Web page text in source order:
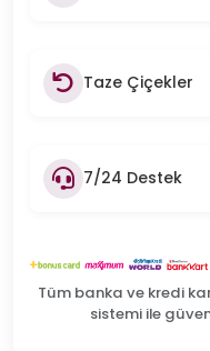
Taze Çiçekler
7/24 Destek
Tüm banka ve kredi
sistemi ile